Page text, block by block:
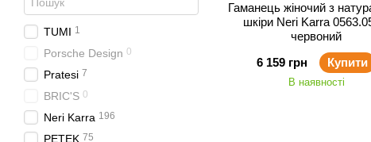
Гаманець жіночий з натуральної
шкіри Neri Karra 0563.05.82
червоний
6 159 грн
Купити
В наявності
TUMI 1
Porsche Design 0
Pratesi 7
BRIC'S 0
Neri Karra 196
PETEK 75